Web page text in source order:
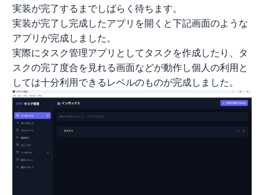
実装が完了するまでしばらく待ちます。
実装が完了し完成したアプリを開くと下記画面のような
アプリが完成しました。
実際にタスク管理アプリとしてタスクを作成したり、タ
スクの完了度合を見れる画面などが動作し個人の利用と
しては十分利用できるレベルのものが完成しました。